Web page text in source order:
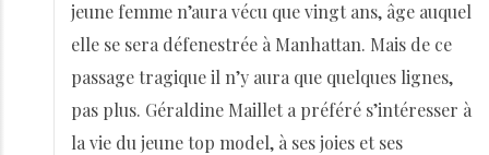
jeune femme n’aura vécu que vingt ans, âge auquel
elle se sera défenestrée à Manhattan. Mais de ce
passage tragique il n’y aura que quelques lignes,
pas plus. Géraldine Maillet a préféré s’intéresser à
la vie du jeune top model, à ses joies et ses